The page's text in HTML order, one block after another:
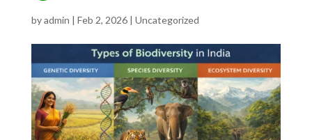
byadmin | Feb 2, 2026| Uncategorized